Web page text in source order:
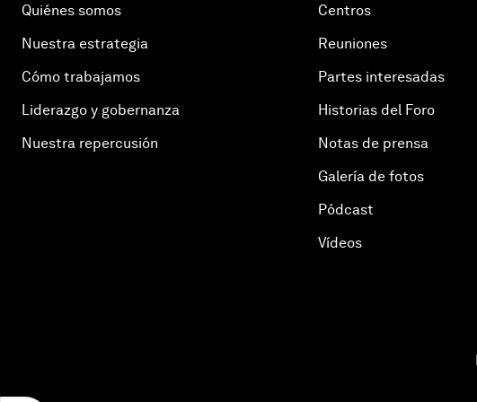
Quiénes somos
Nuestra estrategia
Cómo trabajamos
Liderazgo y gobernanza
Nuestra repercusión
Centros
Reuniones
Partes interesadas
Historias del Foro
Notas de prensa
Galería de fotos
Pódcast
Vídeos